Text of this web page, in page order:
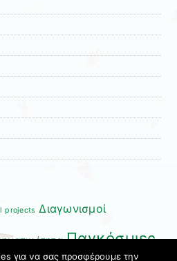
projects Διαγωνισμοί
Παγκόσμιες
για να σας προσφέρουμε την